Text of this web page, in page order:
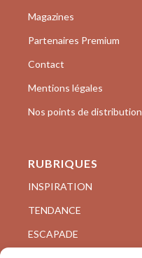
Magazines
Partenaires Premium
Contact
Mentions légales
Nos points de distribution
RUBRIQUES
INSPIRATION
TENDANCE
ESCAPADE